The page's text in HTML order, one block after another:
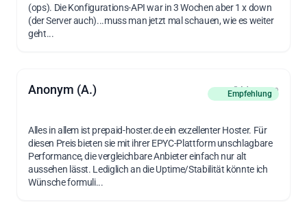
(ops). Die Konfigurations-API war in 3 Wochen aber 1 x down
(der Server auch)...muss man jetzt mal schauen, wie es weiter
geht...
Empfehlung
Anonym (A.) vor 3 Monaten
Alles in allem ist prepaid-hoster.de ein exzellenter Hoster. Für
diesen Preis bieten sie mit ihrer EPYC-Plattform unschlagbare
Performance, die vergleichbare Anbieter einfach nur alt
aussehen lässt. Lediglich an die Uptime/Stabilität könnte ich
Wünsche formuli...